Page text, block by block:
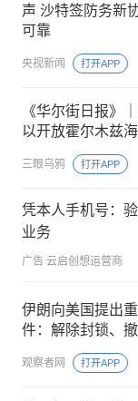
声 沙特签防务新
可靠
央视新闻 打开APP
《华尔街日报》
以开放霍尔木兹
三眼乌鸦 打开APP
凭本人手机号：
业务
广告 云启创想运营商
伊朗向美国提出
件：解除封锁、
观察者网 打开APP